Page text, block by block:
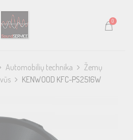
0
Automobilių technika
Žemų
KENWOOD KFC-PS2516W